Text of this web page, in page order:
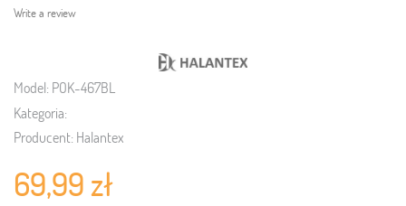
Write a review
Model: POK-467BL
Kategoria:
Producent: Halantex
69,99 zł